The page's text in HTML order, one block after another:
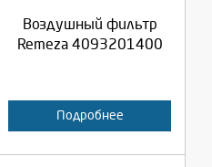
Воздушный фильтр
Remeza 4093201400
Подробнее
Отмена